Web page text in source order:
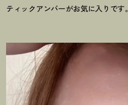
ティックアンバーがお気に入りです。